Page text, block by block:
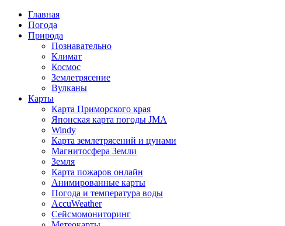
Главная
Погода
Природа
Познавательно
Климат
Космос
Землетрясение
Вулканы
Карты
Карта Приморского края
Японская карта погоды JMA
Windy
Карта землетрясений и цунами
Магнитосфера Земли
Земля
Карта пожаров онлайн
Анимированные карты
Погода и температура воды
AccuWeather
Сейсмомониторинг